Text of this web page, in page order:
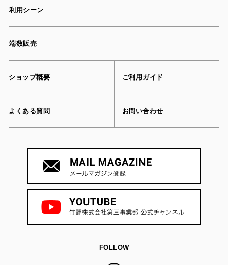
利用シーン
端数販売
ショップ概要 ご利用ガイド
よくある質問 お問い合わせ
FOLLOW